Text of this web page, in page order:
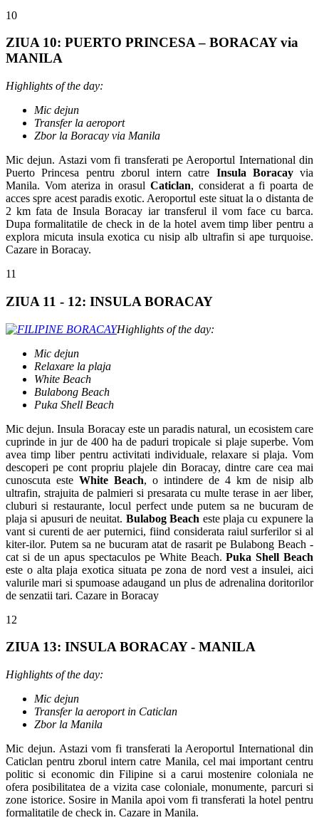
10
ZIUA 10: PUERTO PRINCESA – BORACAY via
MANILA
Highlights of the day:
Mic dejun
Transfer la aeroport
Zbor la Boracay via Manila
Mic dejun. Astazi vom fi transferati pe Aeroportul International din
Puerto Princesa pentru zborul intern catre Insula Boracayvia
Manila. Vom ateriza in orasul Caticlan, considerat a fi poarta de
acces spre acest paradis exotic. Aeroportul este situat la o distanta de
2 km fata de Insula Boracay iar transferul il vom face cu barca.
Dupa formalitatile de check in de la hotel avem timp liber pentru a
explora micuta insula exotica cu nisip alb ultrafin si ape turquoise.
Cazare in Boracay.
11
ZIUA 11 - 12: INSULA BORACAY
Highlights of the day:
Mic dejun
Relaxare la plaja
White Beach
Bulabong Beach
Puka Shell Beach
Mic dejun. Insula Boracay este un paradis natural, un ecosistem care
cuprinde in jur de 400 ha de paduri tropicale si plaje superbe. Vom
avea timp liber pentru activitati individuale, relaxare si plaja. Vom
descoperi pe cont propriu plajele din Boracay, dintre care cea mai
cunoscuta este White Beach, o intindere de 4 km de nisip alb
ultrafin, strajuita de palmieri si presarata cu multe terase in aer liber,
cluburi si restaurante, locul perfect unde putem sa ne bucuram de
plaja si apusuri de neuitat. Bulabog Beach este plaja cu expunere la
vant si curenti de aer puternici, fiind considerata raiul surferilor si al
kiter-ilor. Putem sa ne bucuram atat de rasarit pe Bulabong Beach -
cat si de un apus spectaculos pe White Beach.Puka Shell Beach
este o alta plaja exotica situata pe zona de nord vest a insulei, aici
valurile mari si spumoase adaugand un plus de adrenalina doritorilor
de senzatii tari. Cazare in Boracay
12
ZIUA 13: INSULA BORACAY - MANILA
Highlights of the day:
Mic dejun
Transfer la aeroport in Caticlan
Zbor la Manila
Mic dejun. Astazi vom fi transferati la Aeroportul International din
Caticlan pentru zborul intern catre Manila, cel mai important centru
politic si economic din Filipine si a carui mostenire coloniala ne
ofera posibilitatea de a vizita case coloniale, monumente, parcuri si
zone istorice. Sosire in Manila apoi vom fi transferati la hotel pentru
formalitatile de check in. Cazare in Manila.